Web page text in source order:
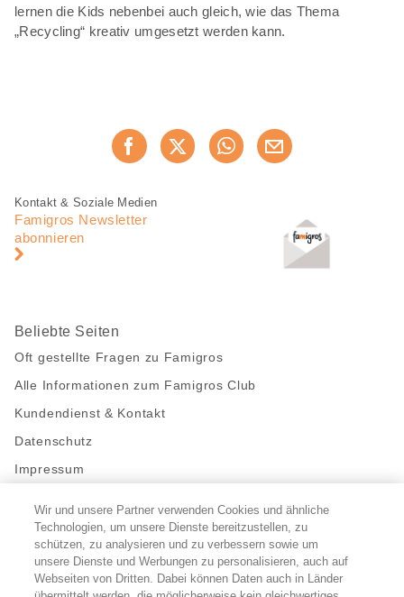
lernen die Kids nebenbei auch gleich, wie das Thema
„Recycling“ kreativ umgesetzt werden kann.
Jetzt weiterempfehlen
Fusszeile
Fusszeile
Navigation
Kontakt & Soziale Medien
Famigros Newsletter
abonnieren
Beliebte Seiten
Oft gestellte Fragen zu Famigros
Alle Informationen zum Famigros Club
Kundendienst & Kontakt
Datenschutz
Impressum
Bleibe mit uns in Kontakt
Facebook
https://twitter.com/migros
https://www.youtube.com/user/
PinterestInstagram
Wir und unsere Partner verwenden Cookies und ähnliche
Technologien, um unsere Dienste bereitzustellen, zu
schützen, zu analysieren und zu verbessern sowie um
unsere Dienste und Werbungen zu personalisieren, auch auf
Webseiten von Dritten. Dabei können Daten auch in Länder